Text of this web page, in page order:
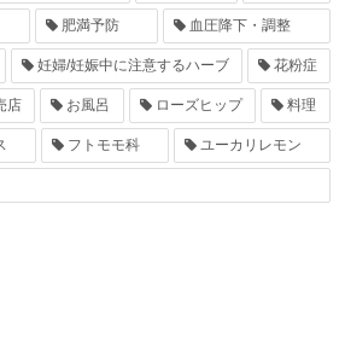
肥満予防 血圧降下・調整
妊婦/妊娠中に注意するハーブ 花粉症
店 お風呂 ローズヒップ 料理
フトモモ科 ユーカリレモン